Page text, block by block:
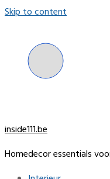
Skip to content
inside111.be
Homedecor essentials